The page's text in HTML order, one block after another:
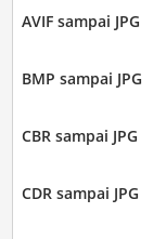
AVIF sampai JPG
BMP sampai JPG
CBR sampai JPG
CDR sampai JPG